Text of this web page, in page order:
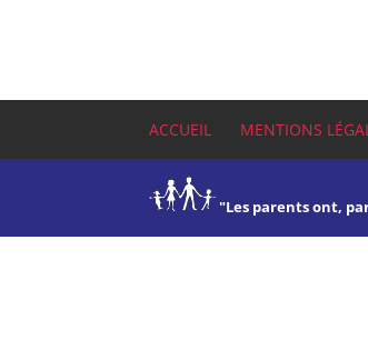
ACCUEIL MENTIONS
"Les parents ont,